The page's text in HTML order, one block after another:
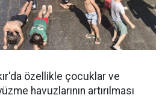
özellikle çocuklar ve
havuzlarının artırılması